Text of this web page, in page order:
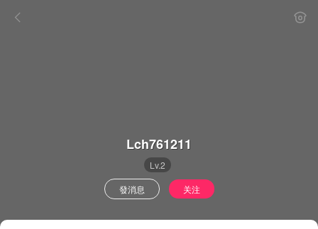
Lch761211
Lv.2
發消息
关注